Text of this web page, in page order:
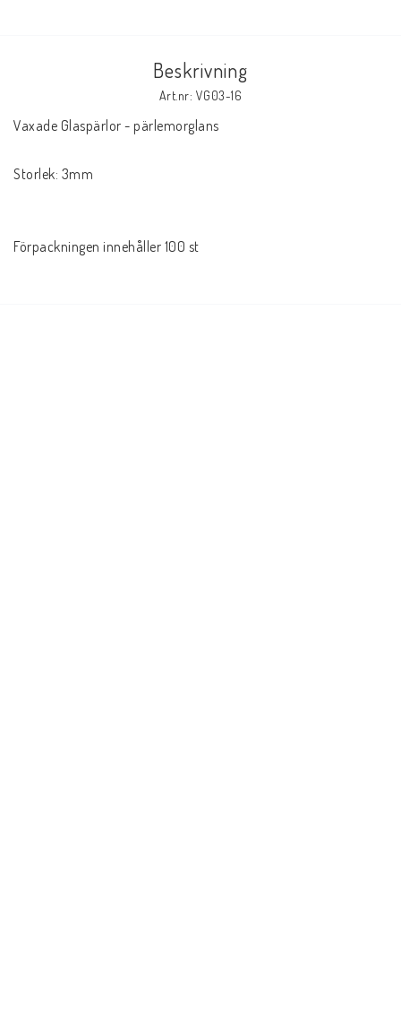
Beskrivning
Art.nr: VG03-16
Vaxade Glaspärlor - pärlemorglans
Storlek: 3mm
Förpackningen innehåller 100 st